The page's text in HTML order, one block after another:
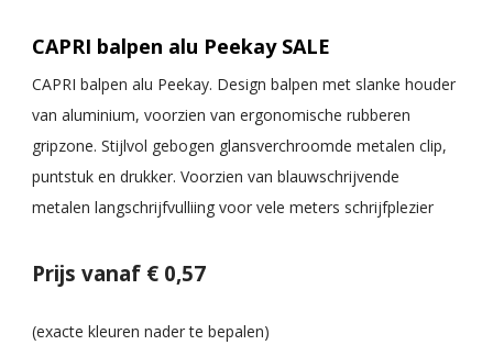
CAPRI balpen alu Peekay SALE
CAPRI balpen alu Peekay. Design balpen met slanke houder
van aluminium, voorzien van ergonomische rubberen
gripzone. Stijlvol gebogen glansverchroomde metalen clip,
puntstuk en drukker. Voorzien van blauwschrijvende
metalen langschrijfvulliing voor vele meters schrijfplezier
Prijs vanaf € 0,57